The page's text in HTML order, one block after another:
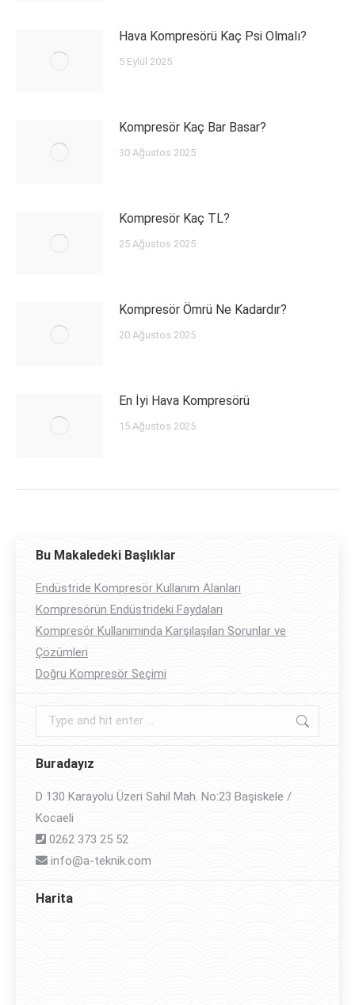
Hava Kompresörü Kaç Psi Olmalı?
5 Eylül 2025
Kompresör Kaç Bar Basar?
30 Ağustos 2025
Kompresör Kaç TL?
25 Ağustos 2025
Kompresör Ömrü Ne Kadardır?
20 Ağustos 2025
En İyi Hava Kompresörü
15 Ağustos 2025
Bu Makaledeki Başlıklar
Endüstride Kompresör Kullanım Alanları
Kompresörün Endüstrideki Faydaları
Kompresör Kullanımında Karşılaşılan Sorunlar ve
Çözümleri
Doğru Kompresör Seçimi
Search:
Buradayız
D 130 Karayolu Üzeri Sahil Mah. No:23 Başiskele /
Kocaeli
0262 373 25 52
info@a-teknik.com
Harita